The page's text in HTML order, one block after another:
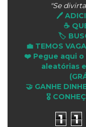
"Se
🖊️
☕
🏷️
💼 TEMOS
❤️ Pegue aqui
aleatórias
🤝 GANHE
🎖
1 1